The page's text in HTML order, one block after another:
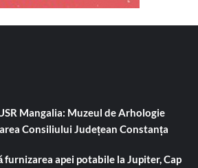
Mangalia: Muzeul de Arhologie
Consiliului Județean Constanța
furnizarea apei potabile la Jupiter, Cap